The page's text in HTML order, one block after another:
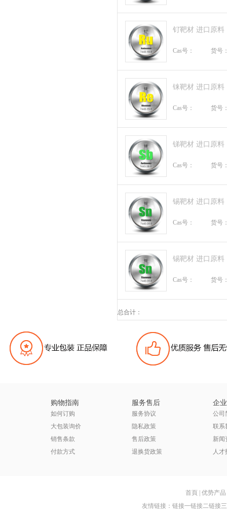
钌靶材 进口原料
Cas号： 货号
铼靶材 进口原料
Cas号： 货号
锑靶材 进口原料
Cas号： 货号
锡靶材 进口原料
Cas号： 货号
锡靶材 进口原料
Cas号： 货号
总合计：
购物指南
如何订购
大包装询价
销售条款
付款方式
服务售后
服务协议
隐私政策
售后政策
退换货政策
企
公司
联系
新闻
人才
首頁 优势产品
友情链接： 链接一链接二链接三